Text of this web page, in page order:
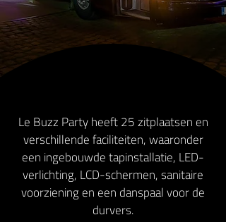
Le Buzz Party heeft 25 zitplaatsen en
verschillende faciliteiten, waaronder
een ingebouwde tapinstallatie, LED-
verlichting, LCD-schermen, sanitaire
voorziening en een danspaal voor de
durvers.